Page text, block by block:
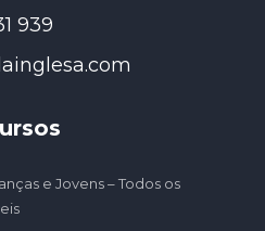
939
e Jovens – Todos os